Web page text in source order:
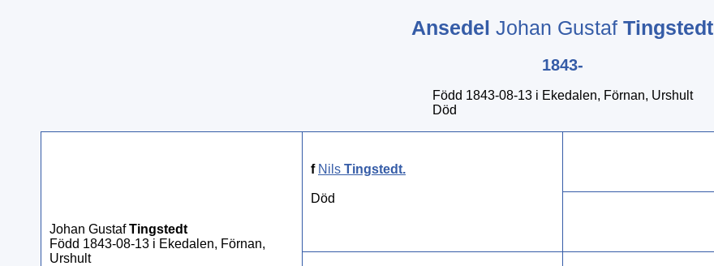
Ansedel Johan Gustaf Tingstedt
1843-
Född 1843-08-13 i Ekedalen, Förnan, Urshult
Död
Johan Gustaf Tingstedt
Född 1843-08-13 i Ekedalen, Förnan,
Urshult
f Nils Tingstedt.
Död